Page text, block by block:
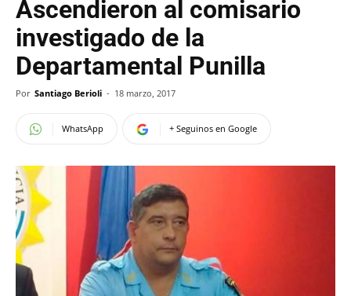
Ascendieron al comisario
investigado de la
Departamental Punilla
Por Santiago Berioli - 18 marzo, 2017
WhatsApp + Seguinos en Google